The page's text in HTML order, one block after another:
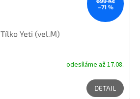
–71 %
Tílko Yeti (vel.M)
odesíláme až 17.08.
DETAIL